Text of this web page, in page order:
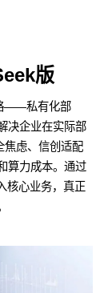
版
——私有化部
决企业在实际部
焦虑、信创适配
算力成本。通过
核心业务，真正